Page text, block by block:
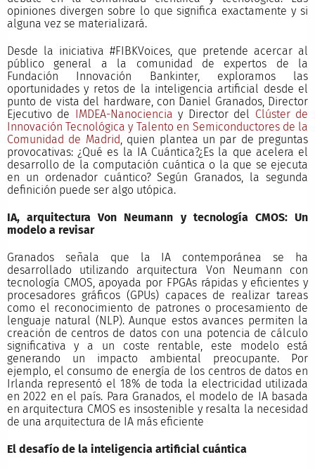
opiniones divergen sobre lo que significa exactamente y si
alguna vez se materializará.
Desde la iniciativa #FIBKVoices, que pretende acercar al
público general a la comunidad de expertos de la
Fundación Innovación Bankinter, exploramos las
oportunidades y retos de la inteligencia artificial desde el
punto de vista del hardware, con Daniel Granados, Director
Ejecutivo de IMDEA-Nanociencia y Director del Clúster de
Innovación Tecnológica y Talento en Semiconductores de la
Comunidad de Madrid, quien plantea un par de preguntas
provocativas: ¿Qué es la IA Cuántica?¿Es la que acelera el
desarrollo de la computación cuántica o la que se ejecuta
en un ordenador cuántico? Según Granados, la segunda
definición puede ser algo utópica.
IA, arquitectura Von Neumann y tecnología CMOS: Un
modelo a revisar
Granados señala que la IA contemporánea se ha
desarrollado utilizando arquitectura Von Neumann con
tecnología CMOS, apoyada por FPGAs rápidas y eficientes y
procesadores gráficos (GPUs) capaces de realizar tareas
como el reconocimiento de patrones o procesamiento de
lenguaje natural (NLP). Aunque estos avances permiten la
creación de centros de datos con una potencia de cálculo
significativa y a un coste rentable, este modelo está
generando un impacto ambiental preocupante. Por
ejemplo, el consumo de energía de los centros de datos en
Irlanda representó el 18% de toda la electricidad utilizada
en 2022 en el país. Para Granados, el modelo de IA basada
en arquitectura CMOS es insostenible y resalta la necesidad
de una arquitectura de IA más eficiente
El desafío de la inteligencia artificial cuántica